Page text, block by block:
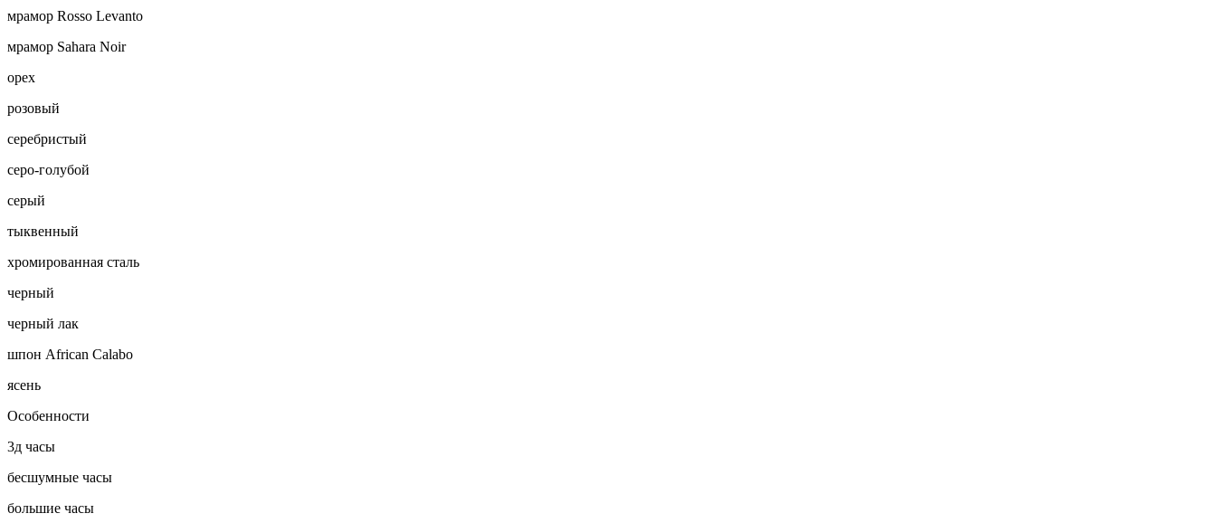
мрамор Rosso Levanto
мрамор Sahara Noir
орех
розовый
серебристый
серо-голубой
серый
тыквенный
хромированная сталь
черный
черный лак
шпон African Calabo
ясень
Особенности
3д часы
бесшумные часы
большие часы